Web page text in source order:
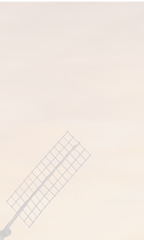
eine
erhalten die
eine
Clásico
bei der
Jahrgang